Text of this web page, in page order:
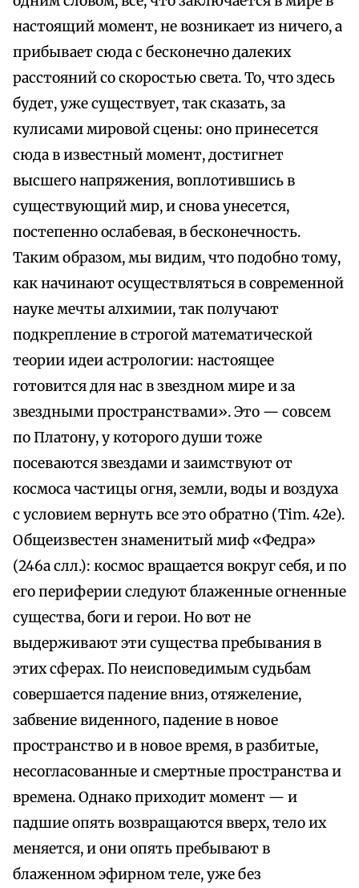
настоящий момент, не возникает из ничего, а
прибывает сюда с бесконечно далеких
расстояний со скоростью света. То, что здесь
будет, уже существует, так сказать, за
кулисами мировой сцены: оно принесется
сюда в известный момент, достигнет
высшего напряжения, воплотившись в
существующий мир, и снова унесется,
постепенно ослабевая, в бесконечность.
Таким образом, мы видим, что подобно тому,
как начинают осуществляться в современной
науке мечты алхимии, так получают
подкрепление в строгой математической
теории идеи астрологии: настоящее
готовится для нас в звездном мире и за
звездными пространствами». Это — совсем
по Платону, у которого души тоже
посеваются звездами и заимствуют от
космоса частицы огня, земли, воды и воздуха
с условием вернуть все это обратно (Tim. 42е).
Общеизвестен знаменитый миф «Федра»
(246а слл.): космос вращается вокруг себя, и по
его периферии следуют блаженные огненные
существа, боги и герои. Но вот не
выдерживают эти существа пребывания в
этих сферах. По неисповедимым судьбам
совершается падение вниз, отяжеление,
забвение виденного, падение в новое
пространство и в новое время, в разбитые,
несогласованные и смертные пространства и
времена. Однако приходит момент — и
падшие опять возвращаются вверх, тело их
меняется, и они опять пребывают в
блаженном эфирном теле, уже без